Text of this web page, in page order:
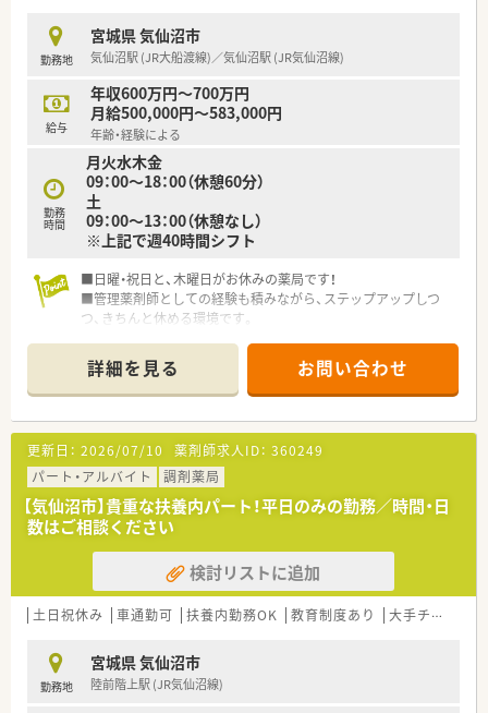
勤務地
宮城県 気仙沼市
気仙沼駅 (JR大船渡線)／気仙沼駅 (JR気仙沼線)
給与
年収600万円～700万円
月給500,000円～583,000円
年齢・経験による
勤務
時間
月火水木金
09：00～18：00（休憩60分）
土
09：00～13：00（休憩なし）
※上記で週40時間シフト
■日曜・祝日と、木曜日がお休みの薬局です！
■管理薬剤師としての経験も積みながら、ステップアップしつ
つ、きちんと休める環境です。
近い立地です。
■内科と心療内科の処方せんが主ですが、その他の科目を面対応
で受けています。
詳細を見る お問い合わせ
更新日： 2026/07/10 薬剤師求人ID： 360249
パート・アルバイト
調剤薬局
【気仙沼市】貴重な扶養内パート！平日のみの勤務／時間・日
数はご相談ください
検討リストに追加
土日祝休み 車通勤可 扶養内勤務OK 教育制度あり 大手チェーン以外
勤務地
宮城県 気仙沼市
陸前階上駅 (JR気仙沼線)